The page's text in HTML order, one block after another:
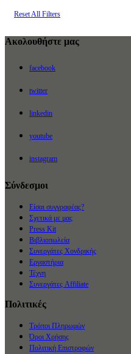
Reset All Filters
Ακολουθήστε μας
facebook
twitter
linkedin
youtube
instagram
Σύνδεσμοι
Είσαι συγγραφέας?
Σχετικά με μας
Press Kit
Βιβλιοπωλεία
Συνεργάτες Χονδρικής
Εργαστήρια
Τέχνη
Συνεργάτες Affiliate
Πολιτικές
Τρόποι Πληρωμών
Όροι Χρήσης
Πολιτική Επιστροφών